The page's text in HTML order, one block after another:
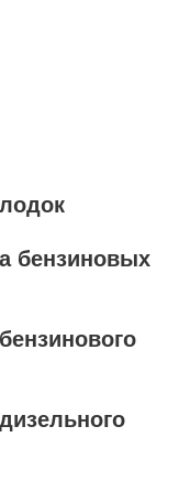
бензиновых